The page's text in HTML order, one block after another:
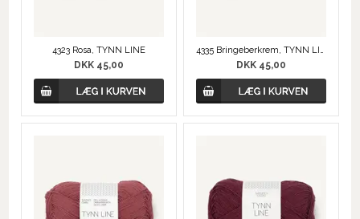
4323 Rosa, TYNN LINE
DKK 45,00
4335 Bringeberkrem, TYNN LINE
DKK 45,00